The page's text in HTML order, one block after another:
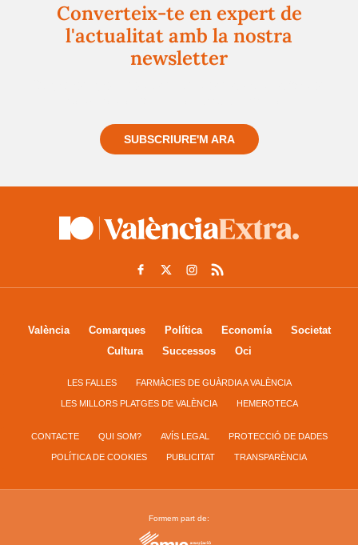
Converteix-te en expert de
l'actualitat amb la nostra
newsletter
SUBSCRIURE'M ARA
València Comarques Política Economía
Societat
Cultura
Successos Oci
LES FALLES FARMÀCIES DE GUÀRDIA A VALÈNCIA
LES MILLORS PLATGES DE VALÈNCIA HEMEROTECA
CONTACTE QUI SOM? AVÍS LEGAL PROTECCIÓ DE DADES
POLÍTICA DE COOKIES PUBLICITAT TRANSPARÈNCIA
Formem part de: